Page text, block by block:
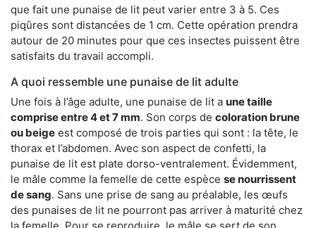
que fait une punaise de lit peut varier entre 3 à 5. Ces
piqûres sont distancées de 1 cm. Cette opération prendra
autour de 20 minutes pour que ces insectes puissent être
satisfaits du travail accompli.
A quoi ressemble une punaise de lit adulte
Une fois à l’âge adulte, une punaise de lit a une taille
comprise entre 4 et 7 mm. Son corps de coloration brune
ou beige est composé de trois parties qui sont : la tête, le
thorax et l’abdomen. Avec son aspect de confetti, la
punaise de lit est plate dorso-ventralement. Évidemment,
le mâle comme la femelle de cette espèce se nourrissent
de sang. Sans une prise de sang au préalable, les œufs
des punaises de lit ne pourront pas arriver à maturité chez
la femelle. Pour se reproduire, le mâle se sert de son